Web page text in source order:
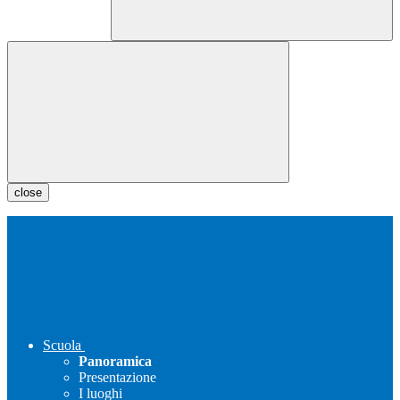
close
Scuola
Panoramica
Presentazione
I luoghi